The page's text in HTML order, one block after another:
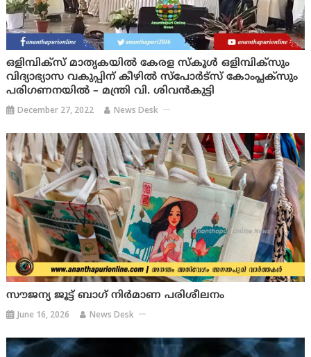
ഒളിമ്പിക്സ് മാതൃകയിൽ കേരള സ്കൂൾ ഒളിമ്പിക്സും
വിദ്യാഭ്യാസ വകുപ്പിന് കീഴില്‍ സ്പോര്‍ട്സ് കോംപ്ലക്സും
പരിഗണനയിൽ – മന്ത്രി വി. ശിവന്‍കുട്ടി
December 27, 2022 News Desk
സൗജന്യ ജൂട്ട് ബാഗ് നിർമാണ പരിശീലനം
June 16, 2026 News Desk